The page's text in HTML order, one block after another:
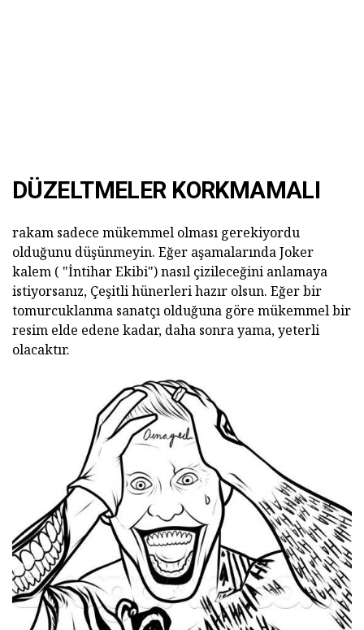
DÜZELTMELER KORKMAMALI
rakam sadece mükemmel olması gerekiyordu
olduğunu düşünmeyin. Eğer aşamalarında Joker
kalem ( "İntihar Ekibi") nasıl çizileceğini anlamaya
istiyorsanız, Çeşitli hünerleri hazır olsun. Eğer bir
tomurcuklanma sanatçı olduğuna göre mükemmel bir
resim elde edene kadar, daha sonra yama, yeterli
olacaktır.